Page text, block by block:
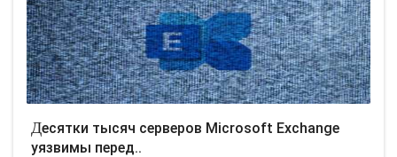
Десятки тысяч серверов Microsoft Exchange
уязвимы перед..